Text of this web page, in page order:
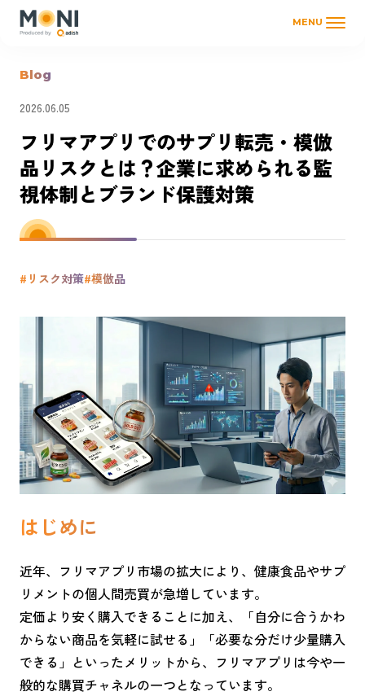
MENU
Blog
2026.06.05
フリマアプリでのサプリ転売・模倣
品リスクとは？企業に求められる監
視体制とブランド保護対策
#リスク対策#模倣品
はじめに
近年、フリマアプリ市場の拡大により、健康食品やサプ
リメントの個人間売買が急増しています。
定価より安く購入できることに加え、「自分に合うかわ
からない商品を気軽に試せる」「必要な分だけ少量購入
できる」といったメリットから、フリマアプリは今や一
般的な購買チャネルの一つとなっています。